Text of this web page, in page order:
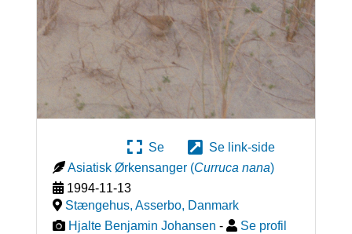
Se
Se link-side
Asiatisk Ørkensanger (Curruca nana)
1994-11-13
Stængehus, Asserbo, Danmark
Hjalte Benjamin Johansen - Se profil